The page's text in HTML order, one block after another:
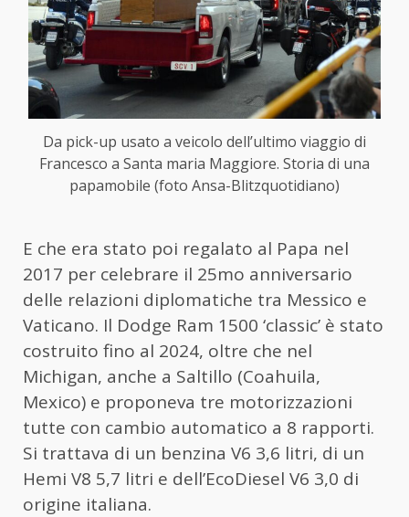
Da pick-up usato a veicolo dell’ultimo viaggio di
Francesco a Santa maria Maggiore. Storia di una
papamobile (foto Ansa-Blitzquotidiano)
E che era stato poi regalato al Papa nel
2017 per celebrare il 25mo anniversario
delle relazioni diplomatiche tra Messico e
Vaticano. Il Dodge Ram 1500 ‘classic’ è stato
costruito fino al 2024, oltre che nel
Michigan, anche a Saltillo (Coahuila,
Mexico) e proponeva tre motorizzazioni
tutte con cambio automatico a 8 rapporti.
Si trattava di un benzina V6 3,6 litri, di un
Hemi V8 5,7 litri e dell’EcoDiesel V6 3,0 di
origine italiana.